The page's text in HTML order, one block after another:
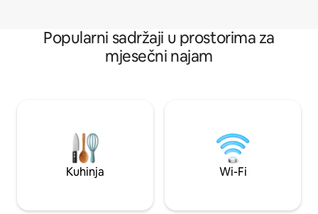
Popularni sadržaji u prostorima za
mjesečni najam
Kuhinja Wi-Fi